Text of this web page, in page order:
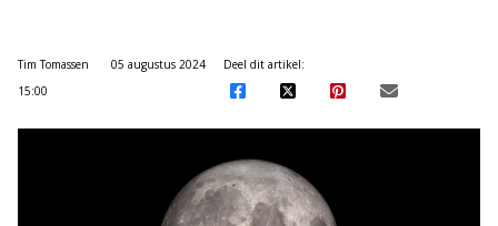
Tim Tomassen
05 augustus 2024
15:00
Deel dit artikel: